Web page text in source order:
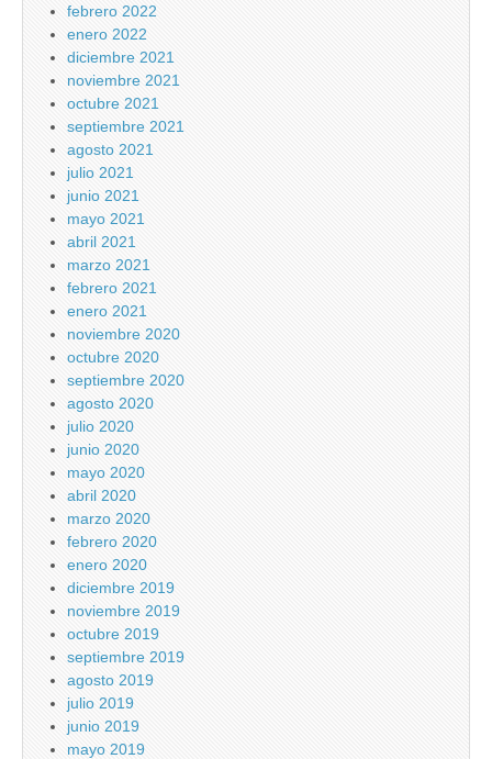
febrero 2022
enero 2022
diciembre 2021
noviembre 2021
octubre 2021
septiembre 2021
agosto 2021
julio 2021
junio 2021
mayo 2021
abril 2021
marzo 2021
febrero 2021
enero 2021
noviembre 2020
octubre 2020
septiembre 2020
agosto 2020
julio 2020
junio 2020
mayo 2020
abril 2020
marzo 2020
febrero 2020
enero 2020
diciembre 2019
noviembre 2019
octubre 2019
septiembre 2019
agosto 2019
julio 2019
junio 2019
mayo 2019